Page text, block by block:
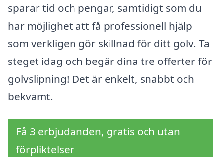
sparar tid och pengar, samtidigt som du
har möjlighet att få professionell hjälp
som verkligen gör skillnad för ditt golv. Ta
steget idag och begär dina tre offerter för
golvslipning! Det är enkelt, snabbt och
bekvämt.
Få 3 erbjudanden, gratis och utan
förpliktelser